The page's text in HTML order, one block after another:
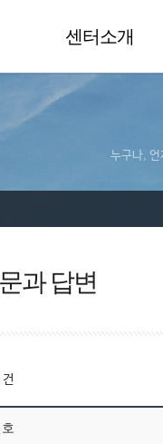
센터소개
누구나, 언
과 답변
건